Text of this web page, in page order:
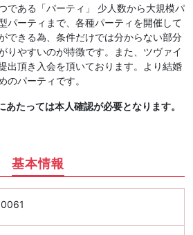
である「パーティ」 少人数から大規模パ
パーティまで、各種パーティを開催して
できる為、条件だけでは分からない部分
りやすいのが特徴です。また、ツヴァイ
出頂き入会を頂いております。より結婚
のパーティです。
たっては本人確認が必要となります。
基本情報